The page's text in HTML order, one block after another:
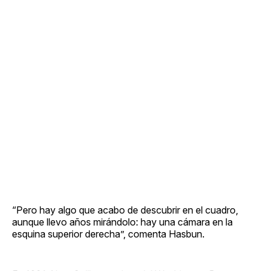
“Pero hay algo que acabo de descubrir en el cuadro,
aunque llevo años mirándolo: hay una cámara en la
esquina superior derecha”, comenta Hasbun.